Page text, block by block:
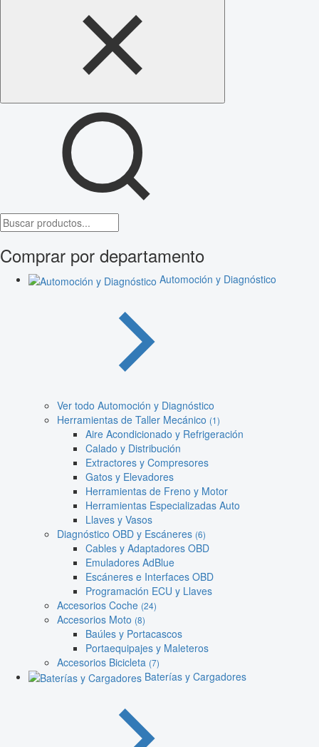
Comprar por departamento
Automoción y Diagnóstico
Ver todo Automoción y Diagnóstico
Herramientas de Taller Mecánico (1)
Aire Acondicionado y Refrigeración
Calado y Distribución
Extractores y Compresores
Gatos y Elevadores
Herramientas de Freno y Motor
Herramientas Especializadas Auto
Llaves y Vasos
Diagnóstico OBD y Escáneres (6)
Cables y Adaptadores OBD
Emuladores AdBlue
Escáneres e Interfaces OBD
Programación ECU y Llaves
Accesorios Coche (24)
Accesorios Moto (8)
Baúles y Portacascos
Portaequipajes y Maleteros
Accesorios Bicicleta (7)
Baterías y Cargadores